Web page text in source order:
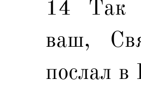
14 Так
ваш,
послал в